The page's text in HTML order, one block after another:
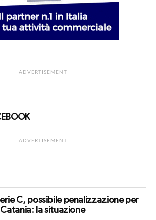
ADVERTISEMENT
ADVERTISEMENT
C, possibile penalizzazione per
Catania: la situazione